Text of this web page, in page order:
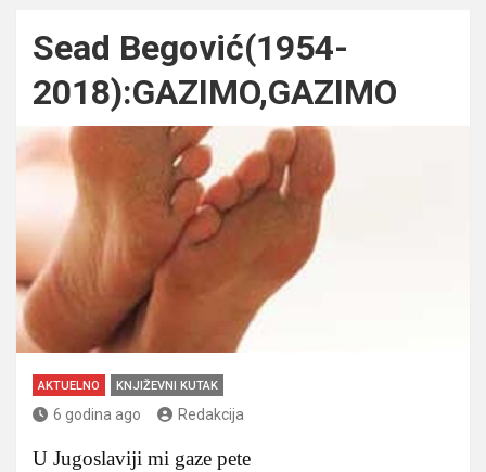
Sead Begović(1954-
2018):GAZIMO,GAZIMO
AKTUELNO KNJIŽEVNI KUTAK
6 godina ago Redakcija
U Jugoslaviji mi gaze pete